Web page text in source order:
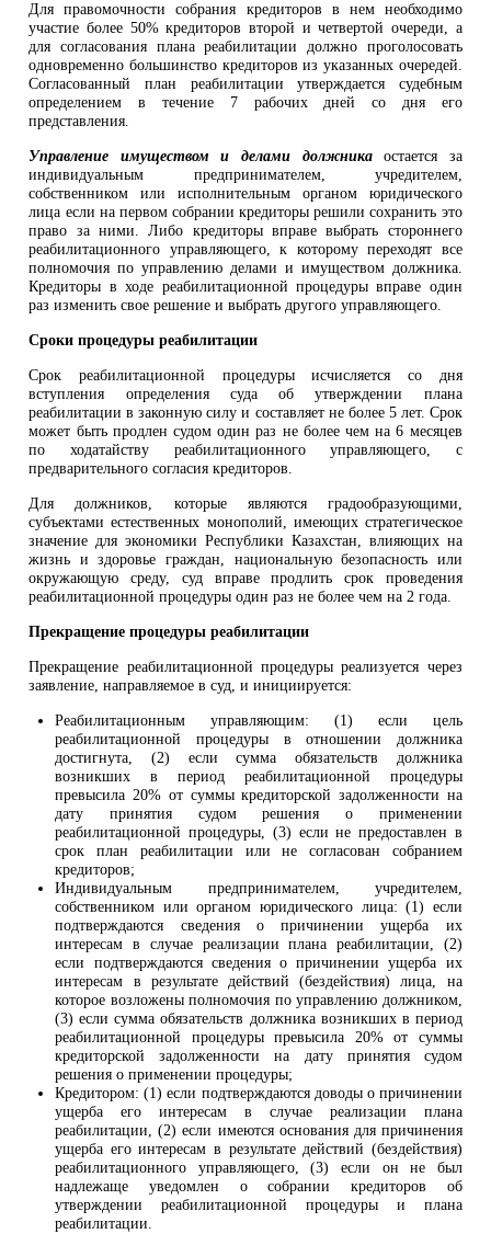
Для правомочности собрания кредиторов в нем необходимо
участие более 50% кредиторов второй и четвертой очереди, а
для согласования плана реабилитации должно проголосовать
одновременно большинство кредиторов из указанных очередей.
Согласованный план реабилитации утверждается судебным
определением в течение 7 рабочих дней со дня его
представления.
Управление имуществом и делами должникаостается за
индивидуальным предпринимателем, учредителем,
собственником или исполнительным органом юридического
лица если на первом собрании кредиторы решили сохранить это
право за ними. Либо кредиторы вправе выбрать стороннего
реабилитационного управляющего, к которому переходят все
полномочия по управлению делами и имуществом должника.
Кредиторы в ходе реабилитационной процедуры вправе один
раз изменить свое решение и выбрать другого управляющего.
Сроки процедуры реабилитации
Срок реабилитационной процедуры исчисляется со дня
вступления определения суда об утверждении плана
реабилитации в законную силу и составляет не более 5 лет. Срок
может быть продлен судом один раз не более чем на 6 месяцев
по ходатайству реабилитационного управляющего, с
предварительного согласия кредиторов.
Для должников, которые являются градообразующими,
субъектами естественных монополий, имеющих стратегическое
значение для экономики Республики Казахстан, влияющих на
жизнь и здоровье граждан, национальную безопасность или
окружающую среду, суд вправе продлить срок проведения
реабилитационной процедуры один раз не более чем на 2 года.
Прекращение процедуры реабилитации
Прекращение реабилитационной процедуры реализуется через
заявление, направляемое в суд, и инициируется:
Реабилитационным управляющим: (1) если цель
реабилитационной процедуры в отношении должника
достигнута, (2) если сумма обязательств должника
возникших в период реабилитационной процедуры
превысила 20% от суммы кредиторской задолженности на
дату принятия судом решения о применении
реабилитационной процедуры, (3) если не предоставлен в
срок план реабилитации или не согласован собранием
кредиторов;
Индивидуальным предпринимателем, учредителем,
собственником или органом юридического лица: (1) если
подтверждаются сведения о причинении ущерба их
интересам в случае реализации плана реабилитации, (2)
если подтверждаются сведения о причинении ущерба их
интересам в результате действий (бездействия) лица, на
которое возложены полномочия по управлению должником,
(3) если сумма обязательств должника возникших в период
реабилитационной процедуры превысила 20% от суммы
кредиторской задолженности на дату принятия судом
решения о применении процедуры;
Кредитором: (1) если подтверждаются доводы о причинении
ущерба его интересам в случае реализации плана
реабилитации, (2) если имеются основания для причинения
ущерба его интересам в результате действий (бездействия)
реабилитационного управляющего, (3) если он не был
надлежаще уведомлен о собрании кредиторов об
утверждении реабилитационной процедуры и плана
реабилитации.